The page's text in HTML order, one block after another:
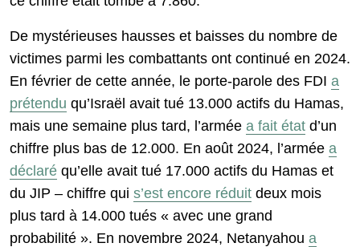
De mystérieuses hausses et baisses du nombre de
victimes parmi les combattants ont continué en 2024.
En février de cette année, le porte-parole des FDI a
prétendu qu’Israël avait tué 13.000 actifs du Hamas,
mais une semaine plus tard, l’armée a fait état d’un
chiffre plus bas de 12.000. En août 2024, l’armée a
déclaré qu’elle avait tué 17.000 actifs du Hamas et
du JIP – chiffre qui s’est encore réduit deux mois
plus tard à 14.000 tués « avec une grand
probabilité ». En novembre 2024, Netanyahou a